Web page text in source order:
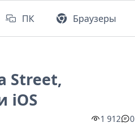
ПК Браузеры
Street,
iOS
1 912 0